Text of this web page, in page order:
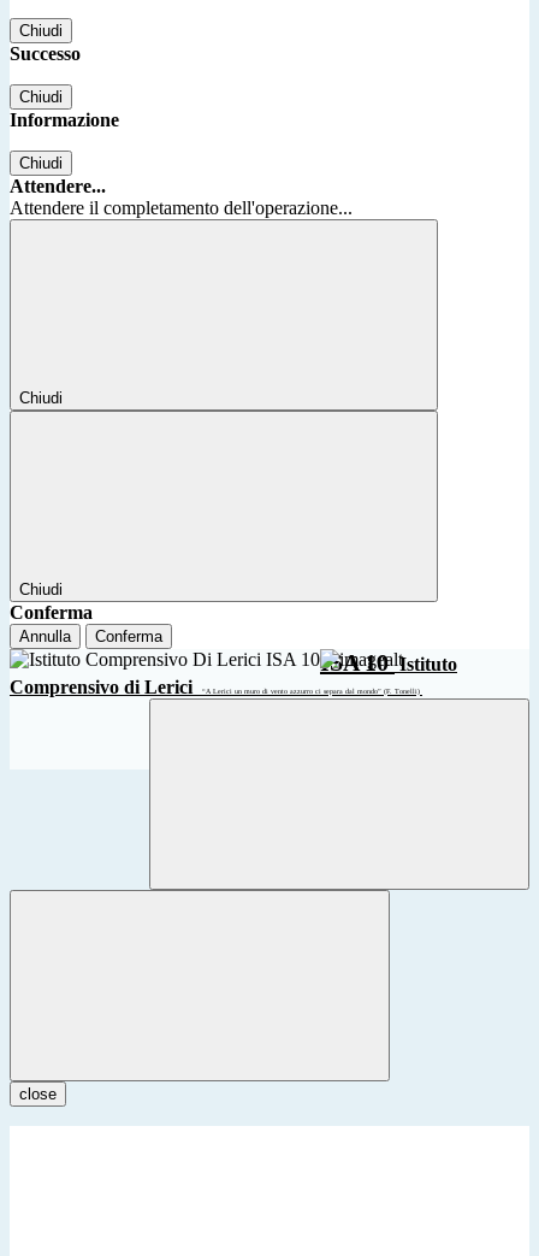
Chiudi
Successo
Chiudi
Informazione
Chiudi
Attendere...
Attendere il completamento dell'operazione...
Chiudi
Chiudi
Conferma
Annulla Conferma
ISA 10 Istituto
Comprensivo di Lerici
“A Lerici un muro di vento azzurro ci separa dal mondo” (F. Tonelli)
close